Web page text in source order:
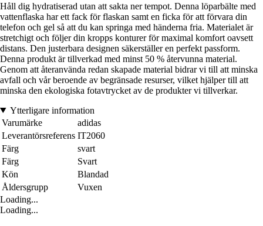
Håll dig hydratiserad utan att sakta ner tempot. Denna löparbälte med
vattenflaska har ett fack för flaskan samt en ficka för att förvara din
telefon och gel så att du kan springa med händerna fria. Materialet är
stretchigt och följer din kropps konturer för maximal komfort oavsett
distans. Den justerbara designen säkerställer en perfekt passform.
Denna produkt är tillverkad med minst 50 % återvunna material.
Genom att återanvända redan skapade material bidrar vi till att minska
avfall och vår beroende av begränsade resurser, vilket hjälper till att
minska den ekologiska fotavtrycket av de produkter vi tillverkar.
Ytterligare information
Varumärke
adidas
Leverantörsreferens IT2060
Färg
svart
Färg
Svart
Kön
Blandad
Åldersgrupp
Vuxen
Loading...
Loading...